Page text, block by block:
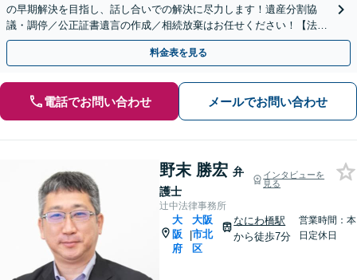
の早期解決を目指し、話し合いでの解決に尽力します！遺産分割協
議・調停／公正証書遺言の作成／相続放棄はお任せください！【法テ
ラス利用】【初回相談無料】【夜間・休日面談】
料金表を見る
電話でお問い合わせ メールでお問い合わせ
野末 勝宏 弁
護士
インタビューを
見る
辻中法律事務所
大
阪
府
|
大阪
市北
区
なにわ橋駅
から徒歩7分
営業時間：本
日定休日